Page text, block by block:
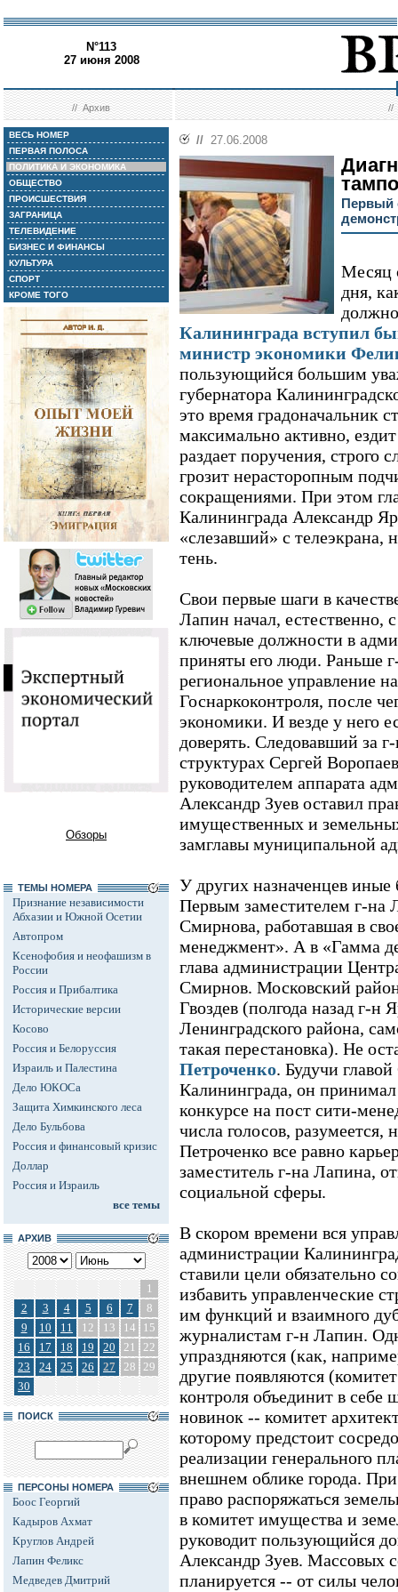
N°113
27 июня 2008
//Архив //
ВЕСЬ НОМЕР
ПЕРВАЯ ПОЛОСА
ПОЛИТИКА И ЭКОНОМИКА
ОБЩЕСТВО
ПРОИСШЕСТВИЯ
ЗАГРАНИЦА
ТЕЛЕВИДЕНИЕ
БИЗНЕС И ФИНАНСЫ
КУЛЬТУРА
СПОРТ
КРОМЕ ТОГО
Обзоры
ТЕМЫ НОМЕРА
Признание независимости
Абхазии и Южной Осетии
Автопром
Ксенофобия и неофашизм в
России
Россия и Прибалтика
Исторические версии
Косово
Россия и Белоруссия
Израиль и Палестина
Дело ЮКОСа
Защита Химкинского леса
Дело Бульбова
Россия и финансовый кризис
Доллар
Россия и Израиль
все темы
АРХИВ
1
2
3 4 5 6 7
8
9
10 11 12 13 14
15
16
17 18 19 20 21
22
23
24 25 26 27 28 29
30
ПОИСК
ПЕРСОНЫ НОМЕРА
Боос Георгий
Кадыров Ахмат
Круглов Андрей
Лапин Феликс
Медведев Дмитрий
// 27.06.2008
Первый
Месяц
дня,
Калининграда вступил
министр экономики
пользующийся большим
губернатора
это время градоначальник
максимально активно,
раздает поручения, строго
грозит нерасторопным
сокращениями. При этом
Калининграда Александр
«слезавший» с
тень.
Свои первые шаги в
Лапин начал, естественно,
ключевые должности в
приняты его люди. Раньше
региональное управление
Госнаркоконтроля, после
экономики. И везде у него
доверять. Следовавший за
структурах Сергей
руководителем аппарата
Александр Зуев оставил
имущественных и
замглавы муниципальной
У других назначенцев иные
Первым заместителем г-на
Смирнова, работавшая в
менеджмент». А в «Гамма
глава администрации
Смирнов. Московский
Гвоздев (полгода назад г-н
Ленинградского района,
такая перестановка). Не
Петроченко. Будучи
Калининграда, он
конкурсе на пост сити-
числа голосов, разумеется,
Петроченко все равно
заместитель г-на Лапина,
социальной сферы.
В скором времени вся
администрации
ставили цели обязательно
избавить управленческие
им функций и взаимного
журналистам г-н Лапин.
упраздняются (как,
другие появляются
контроля объединит в себе
новинок -- комитет
которому предстоит
реализации генерального
внешнем облике города.
право распоряжаться
в комитет имущества и
руководит пользующийся
Александр Зуев. Массовых
планируется -- от силы